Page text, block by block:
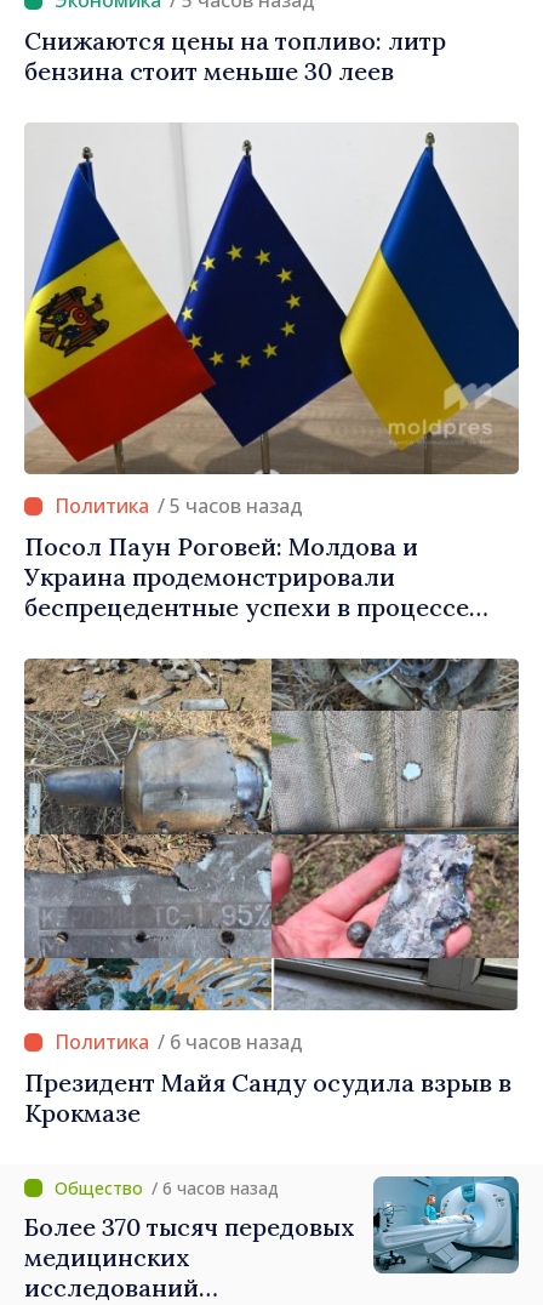
Снижаются цены на топливо: литр
бензина стоит меньше 30 леев
/ 5 часов назад
Посол Паун Роговей: Молдова и
Украина продемонстрировали
беспрецедентные успехи в процессе
/ 6 часов назад
Президент Майя Санду осудила взрыв в
Крокмазе
/ 6 часов назад
Более 370 тысяч передовых
медицинских
исследований